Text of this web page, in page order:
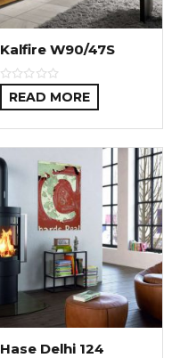
Kalfire W90/47S
READ MORE
Hase Delhi 124